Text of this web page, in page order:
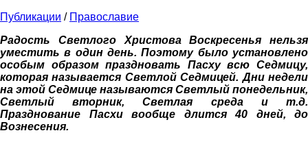
Публикации / Православие
Радость Светлого Христова Воскресенья нельзя
уместить в один день. Поэтому было установлено
особым образом праздновать Пасху всю Седмицу,
которая называется Светлой Седмицей. Дни недели
на этой Седмице называются Светлый понедельник,
Светлый вторник, Светлая среда и т.д.
Празднование Пасхи вообще длится 40 дней, до
Вознесения.